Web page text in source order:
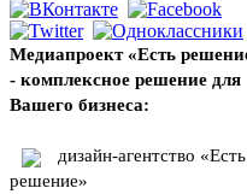
Медиапроект «Есть
- комплексное решение для
Вашего бизнеса:
дизайн-агентство «Есть
решение»